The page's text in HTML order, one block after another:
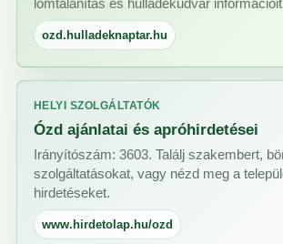
lomtalanítás és hulladékudvar
ozd.hulladeknaptar.hu
HELYI SZOLGÁLTATÓK
Ózd ajánlatai és apróhirdetései
Irányítószám: 3603. Találj szakembert,
szolgáltatásokat, vagy nézd meg a
hirdetéseket.
www.hirdetolap.hu/ozd